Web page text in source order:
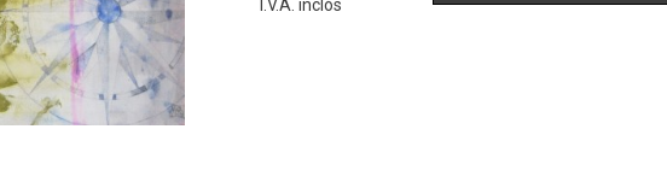
I.V.A. inclòs